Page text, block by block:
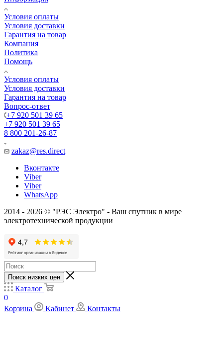
Условия оплаты
Условия доставки
Гарантия на товар
Компания
Политика
Помощь
Условия оплаты
Условия доставки
Гарантия на товар
Вопрос-ответ
+7 920 501 39 65
+7 920 501 39 65
8 800 201-26-87
zakaz@res.direct
Вконтакте
Viber
Viber
WhatsApp
2014 - 2026 © "РЭС Электро" - Ваш спутник в мире
электротехнической продукции
Поиск низких цен
Каталог
0
Корзина
Кабинет Контакты